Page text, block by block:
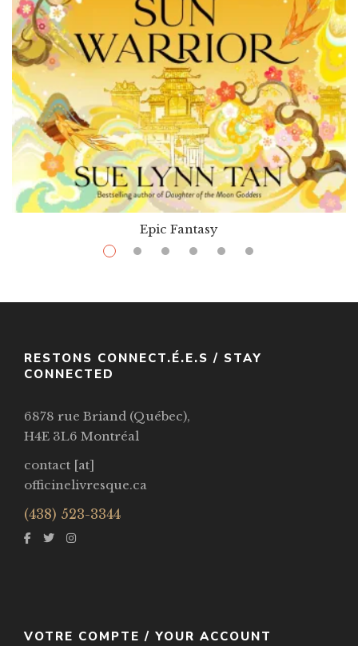
Epic Fantasy
$ 14.99 $40.99
RESTONS CONNECT.É.E.S / STAY
CONNECTED
6878 rue Briand (Québec),
H4E 3L6 Montréal
contact [at]
officinelivresque.ca
(438) 523-3344
VOTRE COMPTE / YOUR ACCOUNT